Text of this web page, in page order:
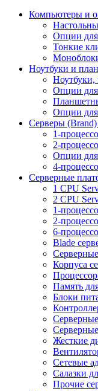
Компьютеры и
Опции для
Тонкие
Ноутбуки и
Ноутбуки,
Опции для
Опции
Серверы
1-
2-
Опции для
4-
Серверные
1 CPU
2 CPU
1-
2-
6-
Blade
Корпуса
Память
Блоки
Жесткие
Сетевые
Салазки
Прочие